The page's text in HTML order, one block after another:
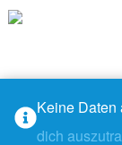
© 2026 - M@ndys
Keine Daten
dich